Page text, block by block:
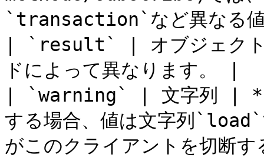
`transaction`など異なる
| `result` | オブジェクト
ドによって異なります。 |
| `warning` | 文字列 | *(
する場合、値は文字列
がこのクライアントを切断